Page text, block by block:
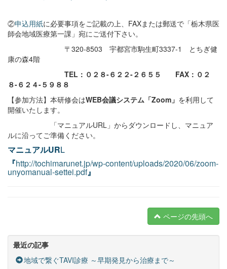
②申込用紙に必要事項をご記載の上、FAXまたは郵送で「栃木県医
師会地域医療第一課」宛にご送付下さい。
〒320-8503 宇都宮市駒生町3337-1 とちぎ健
康の森4階
TEL ：０２８-６２２-２６５５ FAX ：０２
８-６２４-５９８８
【参加方法】本研修会はWEB会議システム「Zoom」 を利用して
開催いたします。
「マニュアルURL」からダウンロードし、マニュア
ルに沿ってご準備ください。
マニュアルURL
『http://tochimarunet.jp/wp-content/uploads/2020/06/zoom-
unyomanual-settei.pdf』
ページの先頭へ
最近の記事
地域で繋ぐTAVI診療 ～早期発見から治療まで～